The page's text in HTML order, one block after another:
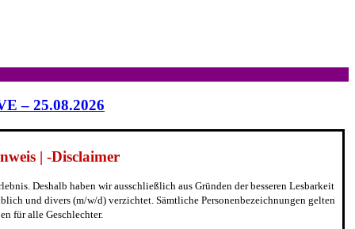
– 25.08.2026
| -Disclaimer
Deshalb haben wir ausschließlich aus Gründen der besseren Lesbarkeit
und divers (m/w/d) verzichtet. Sämtliche Personenbezeichnungen gelten
für alle Geschlechter.